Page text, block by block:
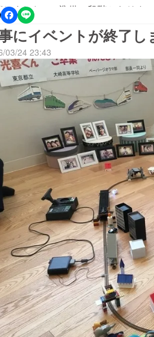
しました。 準備の段階からリタ
をまとめた動画でご報告させて
会場には鼻をすする音が、あち
講演会 『私たちが生まれてきた意味』 先生の講演の前
光喜くんのお母さんである竹林
いや 池川先生をお招きした理由
すべての人が今の環境や状況を
て生まれた人も例外ではないと
めにお腹にやってくる 『お母さ
の裏テーマとピッタリ
に…！ そして 座談会 『家族の絆とコミュニケーション』 コミュニケー
ンの第一人者であります 大森隆
看病… 様々な絆とコミュニケー
にも『承認』が大事。 魂を磨く
からアドバイスをいただいて 会場
。 今回光喜くんは『運転手』の
も、AnniBirthColor代表の私もま
叶いました。 そんなふうに、新
井の頭ショートムービーコン
！ プロジェクトにご支援・ご協
にイベントが終了し
03/24 23:43